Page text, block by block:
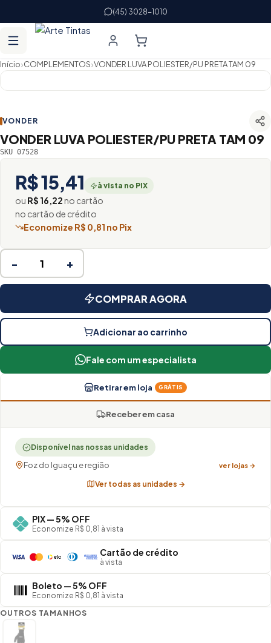
(45) 3028-1010
Início›COMPLEMENTOS›VONDER LUVA POLIESTER/PU PRETA TAM 09
VONDER
VONDER LUVA POLIESTER/PU PRETA TAM 09
SKU 07528
R$ 15,41 à vista no PIX
ou R$ 16,22no cartão
no cartão de crédito
Economize R$ 0,81 no Pix
− +
COMPRAR AGORA
Adicionar ao carrinho
Fale com um especialista
Retirar em loja GRÁTIS
Receber em casa
Disponível nas nossas unidades
Foz do Iguaçu e região ver lojas →
Ver todas as unidades →
PIX — 5% OFF
Economize R$ 0,81 à vista
Cartão de crédito
à vista
Boleto — 5% OFF
Economize R$ 0,81 à vista
OUTROS TAMANHOS